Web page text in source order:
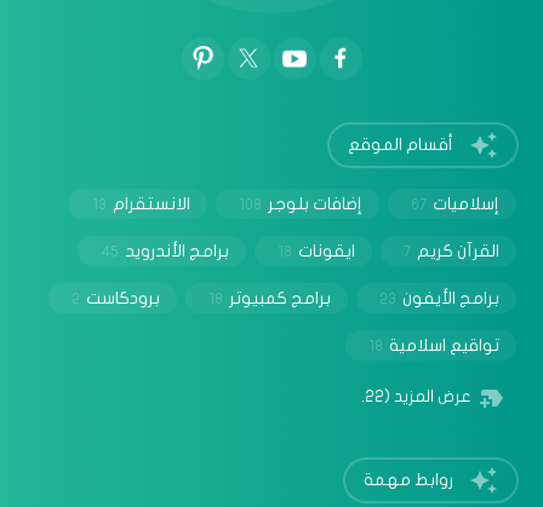
أقسام الموقع
إسلاميات 67 إضافات بلوجر 108 الانستقرام 13
القرآن كريم 7 ايقونات 18 برامج الأندرويد 45
برامج الأيفون 23 برامج كمبيوتر 18 برودكاست 2
تواقيع اسلامية 18
عرض المزيد (22)
روابط مهمة